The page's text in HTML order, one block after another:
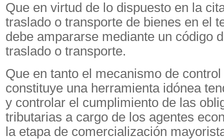
Que en virtud de lo dispuesto en la
traslado o transporte de bienes en el
debe ampararse mediante un código
traslado o transporte.
Que en tanto el mecanismo de
constituye una herramienta idónea
y controlar el cumplimiento de las
tributarias a cargo de los agentes
la etapa de comercialización